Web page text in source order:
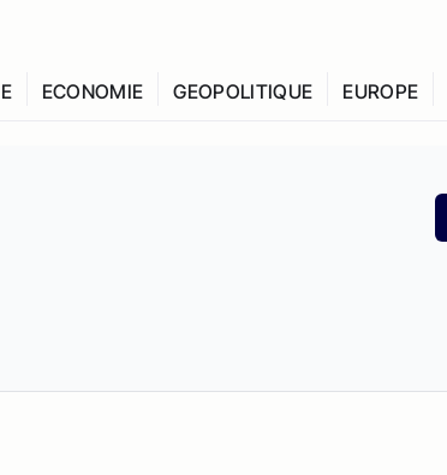
ECONOMIE GEOPOLITIQUE EUROPE